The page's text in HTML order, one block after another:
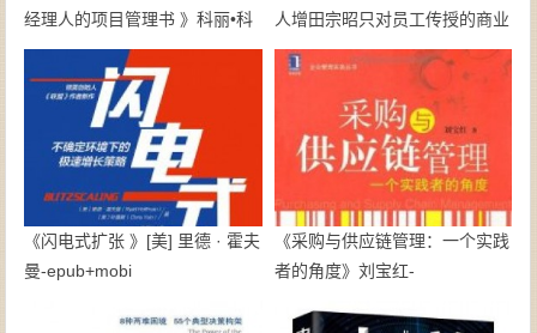
经理人的项目管理书 》科丽•科
歌昂;叙泽特•布莱克莫尔;詹姆士
•伍德-epub+mobi+azw3
人增田宗昭只对员工传授的商业
思考》【日】增田宗昭-epub
《闪电式扩张 》[美] 里德 · 霍夫
曼-epub+mobi
《采购与供应链管理：一个实践
者的角度》刘宝红-